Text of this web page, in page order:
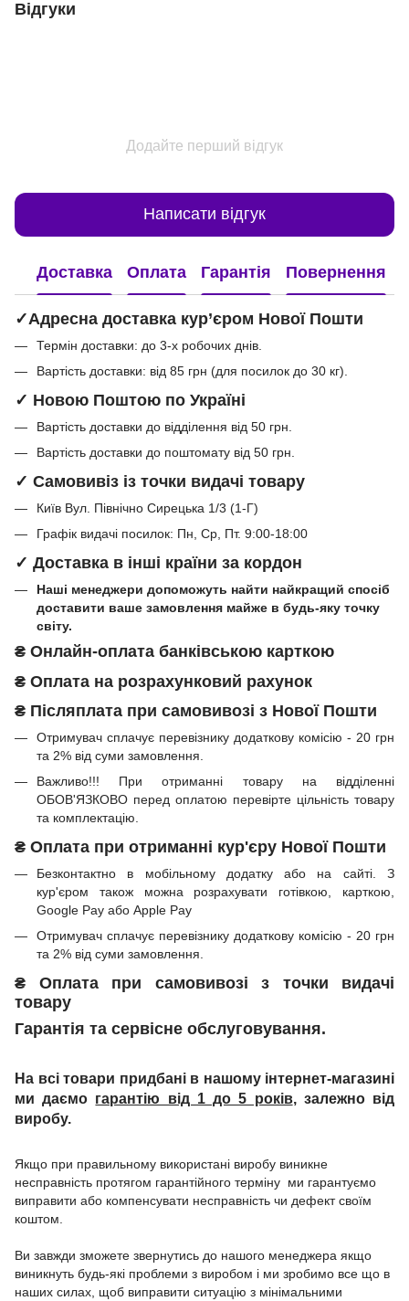
Відгуки
Додайте перший відгук
Написати відгук
Доставка Оплата Гарантія Повернення
✓Адресна доставка кур’єром Нової Пошти
Термін доставки: до 3-х робочих днів.
Вартість доставки: від 85 грн (для посилок до 30 кг).
✓ Новою Поштою по Україні
Вартість доставки до відділення від 50 грн.
Вартість доставки до поштомату від 50 грн.
✓ Самовивіз із точки видачі товару
Київ Вул. Північно Сирецька 1/3 (1-Г)
Графік видачі посилок: Пн, Ср, Пт. 9:00-18:00
✓ Доставка в інші країни за кордон
Наші менеджери допоможуть найти найкращий спосіб
доставити ваше замовлення майже в будь-яку точку
світу.
₴ Онлайн-оплата банківською карткою
₴ Оплата на розрахунковий рахунок
₴ Післяплата при самовивозі з Нової Пошти
Отримувач сплачує перевізнику додаткову комісію - 20 грн
та 2% від суми замовлення.
Важливо!!! При отриманні товару на відділенні
ОБОВ'ЯЗКОВО перед оплатою перевірте цільність товару
та комплектацію.
₴ Оплата при отриманні кур'єру Нової Пошти
Безконтактно в мобільному додатку або на сайті. З
кур'єром також можна розрахувати готівкою, карткою,
Google Pay або Apple Pay
Отримувач сплачує перевізнику додаткову комісію - 20 грн
та 2% від суми замовлення.
₴ Оплата при самовивозі з точки видачі
товару
Гарантія та сервісне обслуговування.
На всі товари придбані в нашому інтернет-магазині
ми даємо гарантію від 1 до 5 років, залежно від
виробу.
Якщо при правильному використані виробу виникне
несправність протягом гарантійного терміну ми гарантуємо
виправити або компенсувати несправність чи дефект своїм
коштом.
Ви завжди зможете звернутись до нашого менеджера якщо
виникнуть будь-які проблеми з виробом і ми зробимо все що в
наших силах, щоб виправити ситуацію з мінімальними